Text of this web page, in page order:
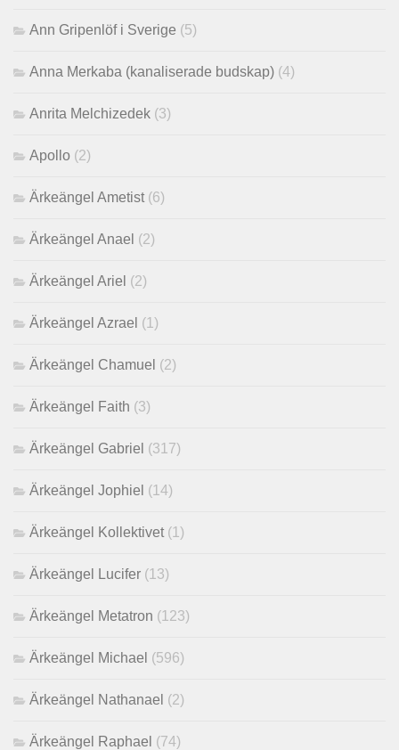
Ann Gripenlöf i Sverige (5)
Anna Merkaba (kanaliserade budskap) (4)
Anrita Melchizedek (3)
Apollo (2)
Ärkeängel Ametist (6)
Ärkeängel Anael (2)
Ärkeängel Ariel (2)
Ärkeängel Azrael (1)
Ärkeängel Chamuel (2)
Ärkeängel Faith (3)
Ärkeängel Gabriel (317)
Ärkeängel Jophiel (14)
Ärkeängel Kollektivet (1)
Ärkeängel Lucifer (13)
Ärkeängel Metatron (123)
Ärkeängel Michael (596)
Ärkeängel Nathanael (2)
Ärkeängel Raphael (74)